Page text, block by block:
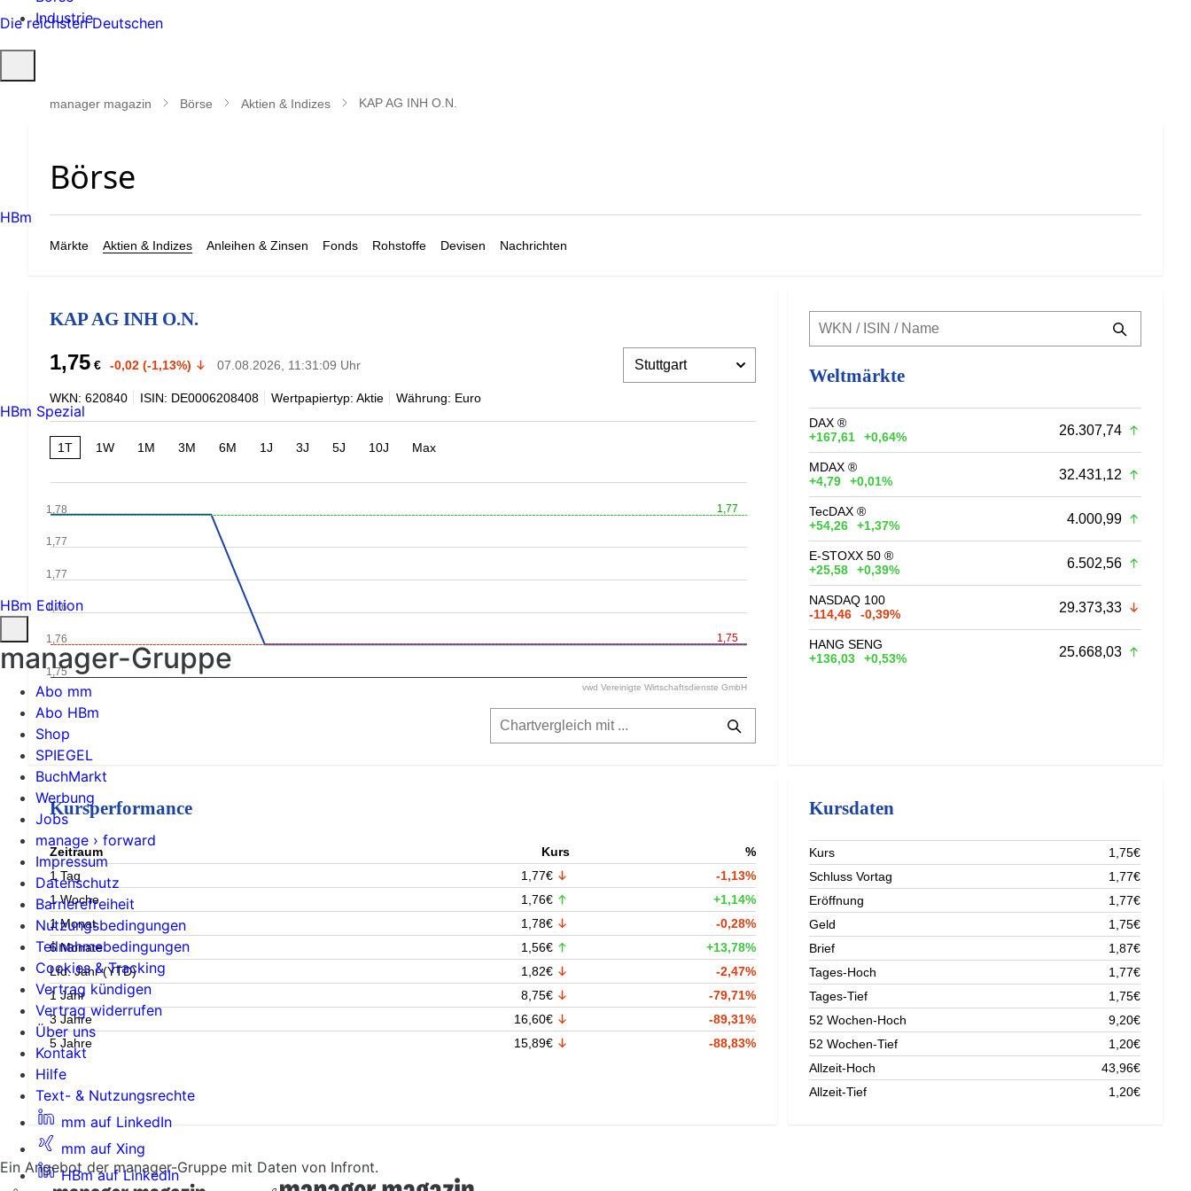
Industrie
öffnen
manager magazin Börse Aktien & Indizes KAP AG INH O.N.
Märkte Aktien & Indizes Anleihen & Zinsen Fonds Rohstoffe Devisen Nachrichten
KAP AG INH O.N.
1,75 € -0,02 (-1,13%) 07.08.2026, 11:31:09 Uhr
WKN: 620840 ISIN: DE0006208408 Wertpapiertyp: Aktie Währung: Euro
1T 1W 1M 3M 6M 1J 3J 5J 10J Max
1,77
1,75
1,75
1,76
1,77
1,76
1,77
1,78
vwd Vereinigte Wirtschaftsdienste GmbH
Weltmärkte
DAX ®
+167,61
+0,64% 26.307,74
MDAX ®
+4,79
+0,01% 32.431,12
TecDAX ®
+54,26
+1,37% 4.000,99
E-STOXX 50 ®
+25,58
+0,39% 6.502,56
NASDAQ 100
-114,46
-0,39% 29.373,33
HANG SENG
+136,03
+0,53% 25.668,03
Kursperformance
Zeitraum Kurs
%
1 Tag
1,77€
-1,13%
1 Woche
1,76€
+1,14%
1 Monat
1,78€
-0,28%
6 Monate
1,56€
+13,78%
Lfd. Jahr (YTD)
1,82€
-2,47%
1 Jahr
8,75€
-79,71%
3 Jahre
16,60€
-89,31%
5 Jahre
15,89€ -88,83%
Kursdaten
Kurs
1,75€
Schluss Vortag
1,77€
Eröffnung
1,77€
Geld
1,75€
Brief
1,87€
Tages-Hoch
1,77€
Tages-Tief
1,75€
52 Wochen-Hoch
9,20€
52 Wochen-Tief
1,20€
Allzeit-Hoch
43,96€
Allzeit-Tief
1,20€
Ein Angebot der manager-Gruppe mit Daten von Infront.
Die reichsten Deutschen
HBm
HBm Spezial
HBm Edition
manager-Gruppe
Abo mm
Abo HBm
Shop
SPIEGEL
BuchMarkt
Werbung
Jobs
manage › forward
Impressum
Datenschutz
Barrierefreiheit
Nutzungsbedingungen
Teilnahmebedingungen
Cookies & Tracking
Vertrag kündigen
Vertrag widerrufen
Über uns
Kontakt
Hilfe
Text- & Nutzungsrechte
mm auf LinkedIn
mm auf Xing
HBm auf LinkedIn